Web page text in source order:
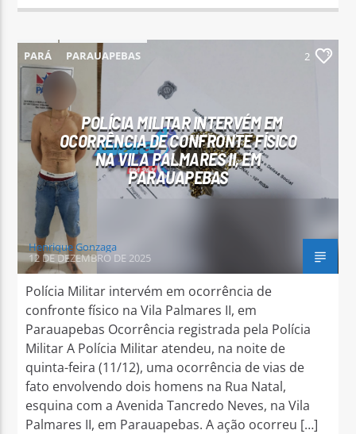
PARÁ PARAUAPEBAS 2
POLÍCIA MILITAR INTERVÉM EM
OCORRÊNCIA DE CONFRONTE FÍSICO
NA VILA PALMARES II, EM
PARAUAPEBAS
Henrique Gonzaga
12 DE DEZEMBRO DE 2025
Polícia Militar intervém em ocorrência de
confronte físico na Vila Palmares II, em
Parauapebas Ocorrência registrada pela Polícia
Militar A Polícia Militar atendeu, na noite de
quinta-feira (11/12), uma ocorrência de vias de
fato envolvendo dois homens na Rua Natal,
esquina com a Avenida Tancredo Neves, na Vila
Palmares II, em Parauapebas. A ação ocorreu […]